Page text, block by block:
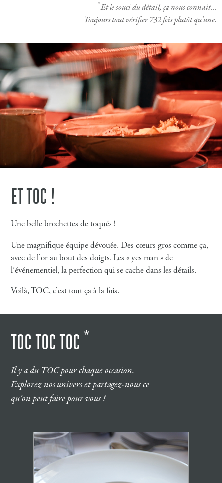
*Et le souci du détail, ça nous connait...
Toujours tout vérifier 732 fois plutôt qu'une.
ET TOC !
Une belle brochettes de toqués !
Une magnifique équipe dévouée. Des cœurs gros comme ça,
avec de l’or au bout des doigts. Les « yes man » de
l’événementiel, la perfection qui se cache dans les détails.
Voilà, TOC, c’est tout ça à la fois.
TOC TOC TOC *
Il y a du TOC pour chaque occasion.
Explorez nos univers et partagez-nous ce
qu’on peut faire pour vous !